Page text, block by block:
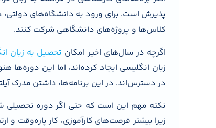
کلاس‌ها و پروژه‌های دانشگاهی شرکت کنند.
اگرچه در سال‌های اخیر امکان تحصیل به زبان
زبان انگلیسی ایجاد کرده‌اند، اما این
در دسترس‌اند. در این برنامه‌ها، داشتن مدرک آیلتس حداقل ۶ یا تافل
نکته مهم این است که حتی اگر دوره تحصیلی
زیرا بیشتر فرصت‌های کارآموزی، کار پاره‌وقت و